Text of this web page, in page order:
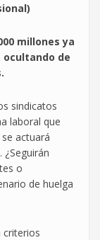
millones ya
ocultando de
sindicatos
laboral que
actuará
o
de huelga
criterios